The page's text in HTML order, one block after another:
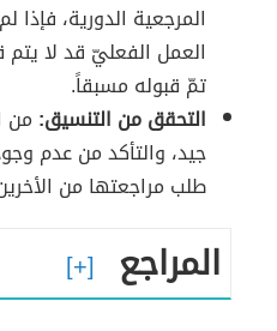
المرجعية الدورية،
العمل الفعليّ قد لا
تمّ قبوله مسبقاً.
التحقق من التنسيق: من
جيد، والتأكد من عدم
طلب مراجعتها من
المراجع